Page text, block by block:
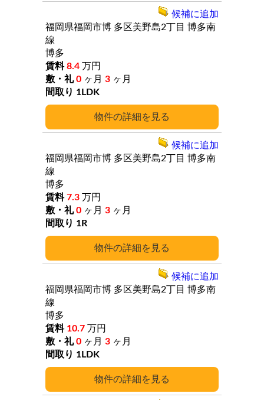
詳細
福岡県福岡市博 多区美野島2丁目 博多南
線
博多
8.4 万円
0 ヶ月 3 ヶ月
1LDK
候補に追加
詳細
福岡県福岡市博 多区美野島2丁目 博多南
線
博多
7.3 万円
0 ヶ月 3 ヶ月
1R
候補に追加
詳細
福岡県福岡市博 多区美野島2丁目 博多南
線
博多
10.7 万円
0 ヶ月 3 ヶ月
1LDK
候補に追加